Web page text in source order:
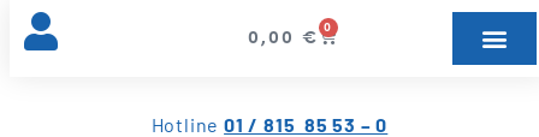
Hotline01 / 815 85 53 – 0
0,00 € 0